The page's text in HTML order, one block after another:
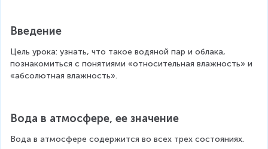
Введение
Цель урока: узнать, что такое водяной пар и облака,
познакомиться с понятиями «относительная влажность» и
«абсолютная влажность».
Вода в атмосфере, ее значение
Вода в атмосфере содержится во всех трех состояниях.